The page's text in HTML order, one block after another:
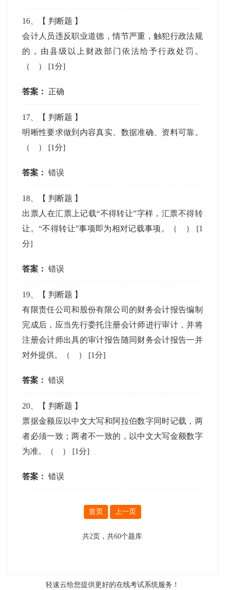
16 、【 判断题 】
会计人员违反职业道德，情节严重，触犯行政法规
的，由县级以上财政部门依法给予行政处罚。
（ ） [1分]
答案： 正确
17 、【 判断题 】
明晰性要求做到内容真实、数据准确、资料可靠。
（ ） [1分]
答案： 错误
18 、【 判断题 】
出票人在汇票上记载“不得转让”字样，汇票不得转
让。“不得转让”事项即为相对记载事项。（ ） [1
分]
答案： 错误
19 、【 判断题 】
有限责任公司和股份有限公司的财务会计报告编制
完成后，应当先行委托注册会计师进行审计，并将
注册会计师出具的审计报告随同财务会计报告一并
对外提供。（ ） [1分]
答案： 错误
20 、【 判断题 】
票据金额应以中文大写和阿拉伯数字同时记载，两
者必须一致；两者不一致的，以中文大写金额数字
为准。（ ） [1分]
答案： 错误
首页 上一页
共2页，共60个题库
轻速云给您提供更好的在线考试系统服务！